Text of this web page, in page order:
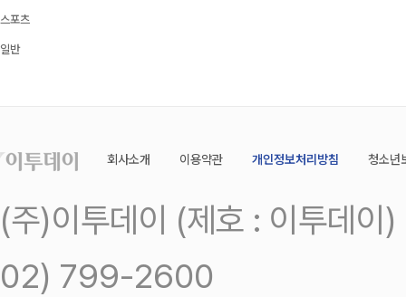
스포츠
일반
회사소개 이용약관 개인정보처리방침 청소년
(주)이투데이 (제호 : 이투데
02) 799-2600